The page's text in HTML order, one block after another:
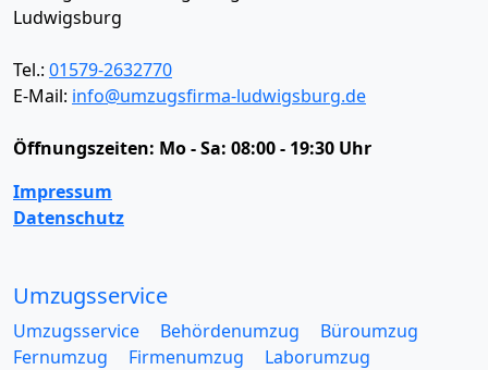
Ludwigsburg
Tel.: 01579-2632770
E-Mail: info@umzugsfirma-ludwigsburg.de
Öffnungszeiten: Mo - Sa: 08:00 - 19:30 Uhr
Impressum
Datenschutz
Umzugsservice
Umzugsservice Behördenumzug
Büroumzug
Fernumzug
Firmenumzug
Laborumzug